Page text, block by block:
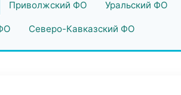
Приволжский ФО Уральский ФО
Северо-Кавказский ФО